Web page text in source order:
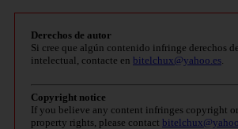
Derechos de autor
Si cree que algún contenido infringe derechos
intelectual, contacte en bitelchux@yahoo.es
Copyright notice
If you believe any content infringes copyright
property rights, please contact